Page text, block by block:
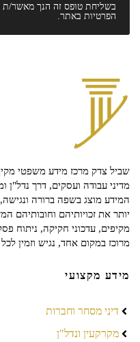
בשליחת טופס זה הנך מאשר/ת
הפרטיות באתר.
שביל צדק מרכז מידע משפטי
מדיני עבודה ועסקים, דרך נדל"ן
המידע מוצג בשפה ברורה
יותר את זכויותיהם וחובותיהם
מקיפים, עדכוני חקיקה, ניתוח
מרוכז במקום אחד, נגיש וזמין
מידע מקצועי
דיני מסחר וחברות
מקרקעין ונדל"ן